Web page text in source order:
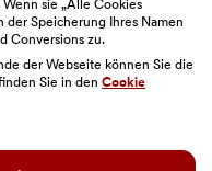
sie „Alle Cookies
der Speicherung Ihres Namen
Conversions zu.
der Webseite können Sie die
Sie in den Cookie